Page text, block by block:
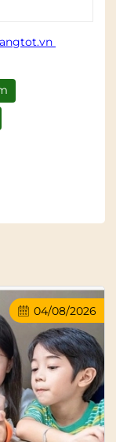
04/08/2026